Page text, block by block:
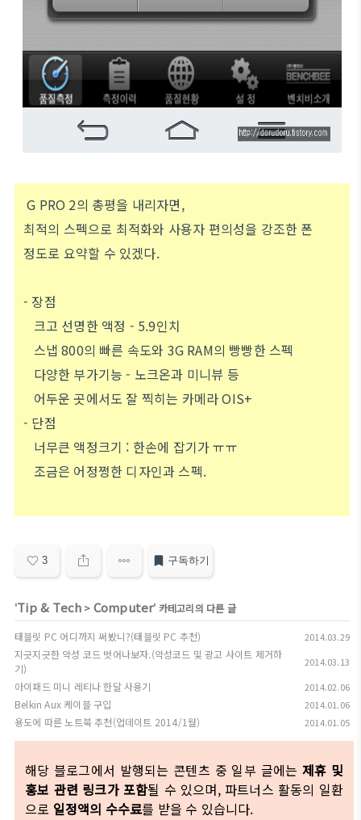
G PRO 2의 총평을 내리자면,
최적의 스펙으로 최적화와 사용자 편의성을 강조한 폰
정도로 요약할 수 있겠다.
- 장점
크고 선명한 액정 - 5.9인치
스냅 800의 빠른 속도와 3G RAM의 빵빵한 스펙
다양한 부가기능 - 노크온과 미니뷰 등
어두운 곳에서도 잘 찍히는 카메라 OIS+
- 단점
너무큰 액정크기 : 한손에 잡기가 ㅠㅠ
조금은 어정쩡한 디자인과 스펙.
3 구독하기
'Tip & Tech > Computer' 카테고리의 다른 글
태블릿 PC 어디까지 써봤니?(태블릿 PC 추천) 2014.03.29
지긋지긋한 악성 코드 벗어나보자.(악성코드 및 광고 사이트 제거하
기)
2014.03.13
아이패드 미니 레티나 한달 사용기 2014.02.06
Belkin Aux 케이블 구입 2014.01.06
용도에 따른 노트북 추천(업데이트 2014/1월) 2014.01.05
해당 블로그에서 발행되는 콘텐츠 중 일부 글에는 제휴 및
홍보 관련 링크가 포함될 수 있으며, 파트너스 활동의 일환
으로 일정액의 수수료를 받을 수 있습니다.